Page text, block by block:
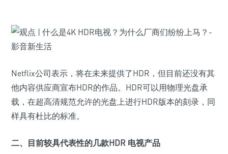
Netflix公司表示，将在未来提供了HDR，但目前还没有其
他内容供应商宣布HDR的作品。HDR可以用物理光盘承
载，在超高清规范允许的光盘上进行HDR版本的刻录，同
样具有杜比的标准。
二、目前较具代表性的几款HDR 电视产品